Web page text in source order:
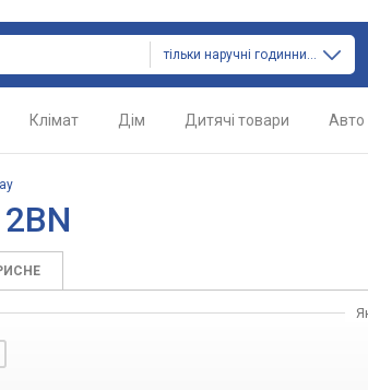
тільки наручні годинники
Клімат Дім Дитячі товари Авто